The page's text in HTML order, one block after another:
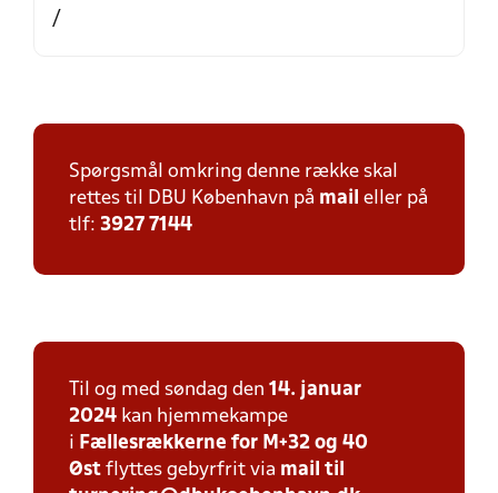
/
Spørgsmål omkring denne række skal
rettes til DBU København på mail eller på
tlf: 3927 7144
Til og med søndag den 14. januar
2024 kan hjemmekampe
i Fællesrækkerne for M+32 og 40
Øst flyttes gebyrfrit via mail til